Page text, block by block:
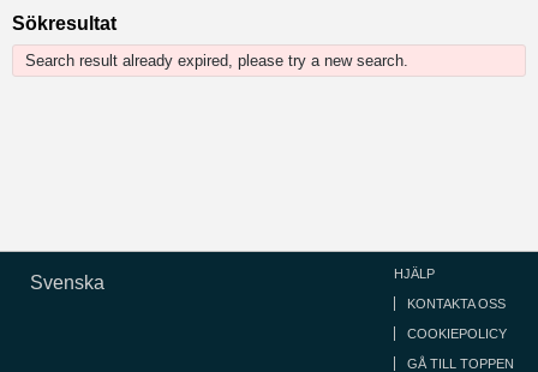
Sökresultat
Search result already expired, please try a new search.
Svenska HJÄLP
KONTAKTA OSS
COOKIEPOLICY
GÅ TILL TOPPEN